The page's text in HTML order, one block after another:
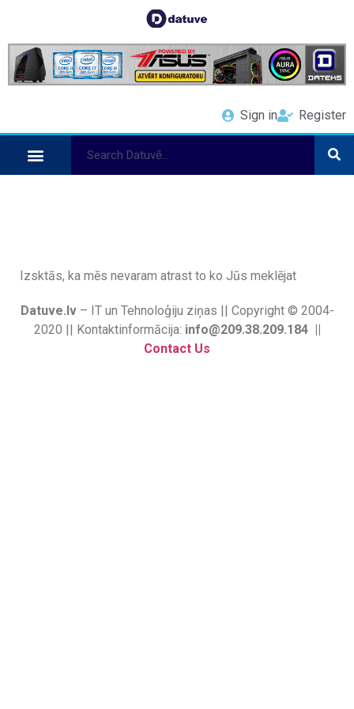
Sign in Register
Izsktās, ka mēs nevaram atrast to ko Jūs meklējat
Datuve.lv– IT un Tehnoloģiju ziņas || Copyright © 2004-
2020 || Kontaktinformācija: info@209.38.209.184 ||
Contact Us